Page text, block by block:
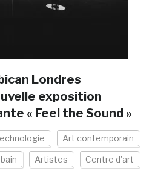
Londres
exposition
« Feel the Sound »
Art contemporain
Artistes Centre d'art